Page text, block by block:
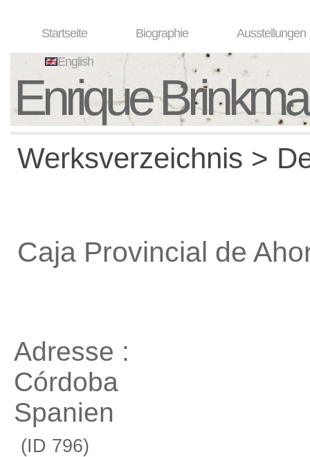
Startseite Biographie Ausstellungen
English
Enrique
Werksverzeichnis >
Caja Provincial de
Adresse :
Córdoba
Spanien
(ID 796)